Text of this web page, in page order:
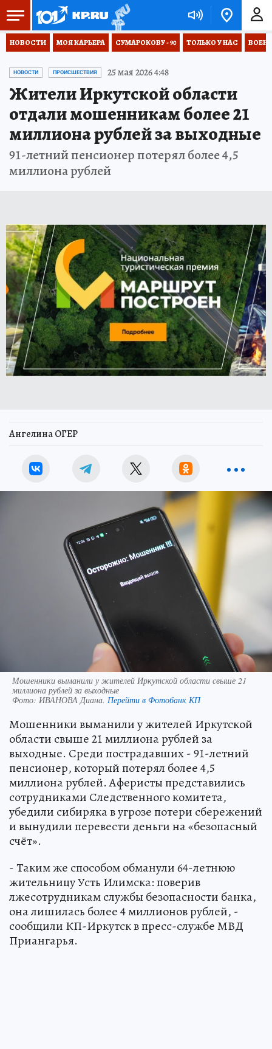
НОВОСТИ МОЯ КАРЬЕРА СУМАРОКОВУ - 90 ТОЛЬКО У НАС
НОВОСТИ ПРОИСШЕСТВИЯ 25 мая 2026 4:48
Жители Иркутской области
отдали мошенникам более 21
миллиона рублей за выходные
91-летний пенсионер потерял более 4,5
миллиона рублей
Ангелина ОГЕР
Мошенники выманили у жителей Иркутской области свыше 21
миллиона рублей за выходные
Фото: ИВАНОВА Диана. Перейти в Фотобанк КП
Мошенники выманили у жителей Иркутской
области свыше 21 миллиона рублей за
выходные. Среди пострадавших - 91-летний
пенсионер, который потерял более 4,5
миллиона рублей. Аферисты представились
сотрудниками Следственного комитета,
убедили сибиряка в угрозе потери сбережений
и вынудили перевести деньги на «безопасный
счёт».
- Таким же способом обманули 64-летнюю
жительницу Усть Илимска: поверив
лжесотрудникам службы безопасности банка,
она лишилась более 4 миллионов рублей, -
сообщили КП-Иркутск в пресс-службе МВД
Приангарья.